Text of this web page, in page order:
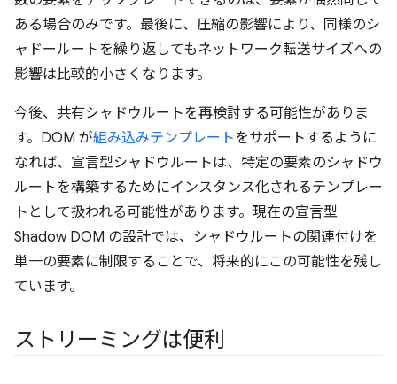
ある場合のみです。最後に、圧縮の影響により、同様のシ
ャドールートを繰り返してもネットワーク転送サイズへの
影響は比較的小さくなります。
今後、共有シャドウルートを再検討する可能性がありま
す。DOM が組み込みテンプレートをサポートするように
なれば、宣言型シャドウルートは、特定の要素のシャドウ
ルートを構築するためにインスタンス化されるテンプレー
トとして扱われる可能性があります。現在の宣言型
Shadow DOM の設計では、シャドウルートの関連付けを
単一の要素に制限することで、将来的にこの可能性を残し
ています。
ストリーミングは便利